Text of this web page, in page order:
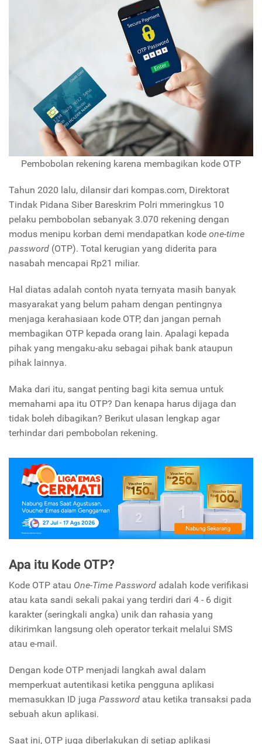
Pembobolan rekening karena membagikan kode OTP
Tahun 2020 lalu, dilansir dari kompas.com, Direktorat
Tindak Pidana Siber Bareskrim Polri mmeringkus 10
pelaku pembobolan sebanyak 3.070 rekening dengan
modus menipu korban demi mendapatkan kode one-time
password (OTP). Total kerugian yang diderita para
nasabah mencapai Rp21 miliar.
Hal diatas adalah contoh nyata ternyata masih banyak
masyarakat yang belum paham dengan pentingnya
menjaga kerahasiaan kode OTP, dan jangan pernah
membagikan OTP kepada orang lain. Apalagi kepada
pihak yang mengaku-aku sebagai pihak bank ataupun
pihak lainnya.
Maka dari itu, sangat penting bagi kita semua untuk
memahami apa itu OTP? Dan kenapa harus dijaga dan
tidak boleh dibagikan? Berikut ulasan lengkap agar
terhindar dari pembobolan rekening.
Apa itu Kode OTP?
Kode OTP atau One-Time Password adalah kode verifikasi
atau kata sandi sekali pakai yang terdiri dari 4 - 6 digit
karakter (seringkali angka) unik dan rahasia yang
dikirimkan langsung oleh operator terkait melalui SMS
atau e-mail.
Dengan kode OTP menjadi langkah awal dalam
memperkuat autentikasi ketika pengguna aplikasi
memasukkan ID juga Password atau ketika transaksi pada
sebuah akun aplikasi.
Saat ini, OTP juga diberlakukan di setiap aplikasi